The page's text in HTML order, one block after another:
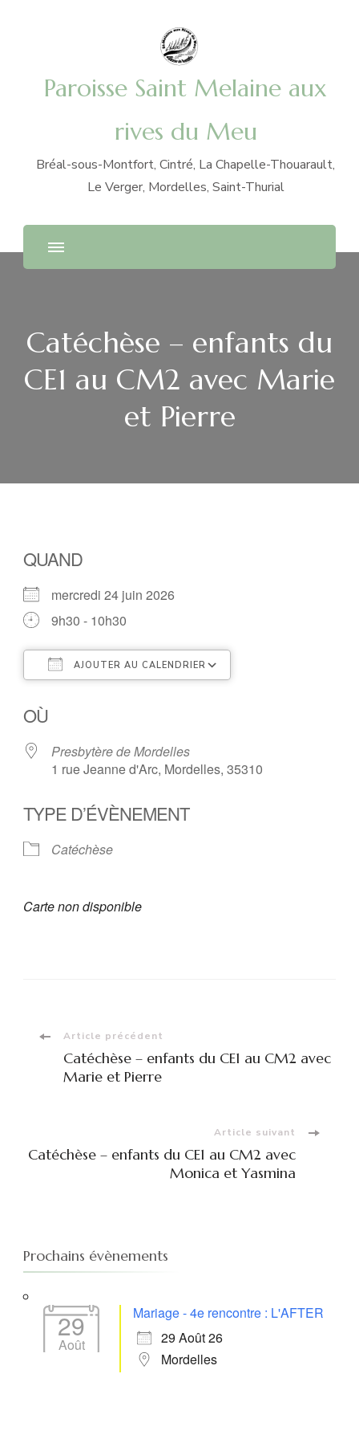
Paroisse Saint Melaine aux
rives du Meu
Bréal-sous-Montfort, Cintré, La Chapelle-Thouarault,
Le Verger, Mordelles, Saint-Thurial
Catéchèse – enfants du
CE1 au CM2 avec Marie
et Pierre
QUAND
mercredi 24 juin 2026
9h30 - 10h30
AJOUTER AU CALENDRIER
OÙ
Presbytère de Mordelles
1 rue Jeanne d'Arc, Mordelles, 35310
TYPE D’ÉVÈNEMENT
Catéchèse
Carte non disponible
Navigation
d'article
Article précédent
Catéchèse – enfants du CE1 au CM2 avec
Marie et Pierre
Article suivant
Catéchèse – enfants du CE1 au CM2 avec
Monica et Yasmina
Prochains évènements
29
Août
Mariage - 4e rencontre : L'AFTER
29 Août 26
Mordelles